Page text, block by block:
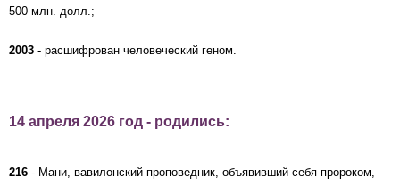
500 млн. долл.;
2003 - расшифрован человеческий геном.
14 апреля 2026 год - родились:
216 - Мани, вавилонский проповедник, объявивший себя пророком,